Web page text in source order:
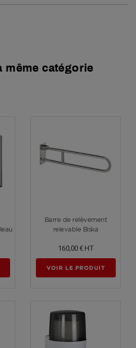
même catégorie
Voir plus
Barre de relèvement
relevable Biska
160,00 € HT
VOIR LE PRODUIT